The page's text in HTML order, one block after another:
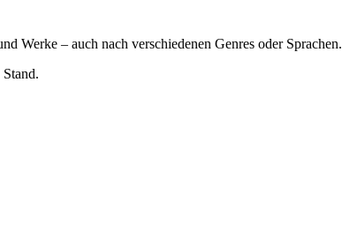
Werke – auch nach verschiedenen Genres oder Sprachen.